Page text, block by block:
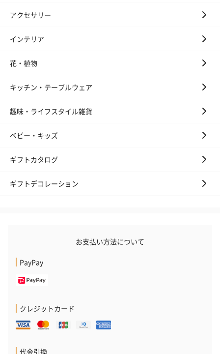
アクセサリー
インテリア
花・植物
キッチン・テーブルウェア
趣味・ライフスタイル雑貨
ベビー・キッズ
ギフトカタログ
ギフトデコレーション
お支払い方法について
PayPay
クレジットカード
代金引換